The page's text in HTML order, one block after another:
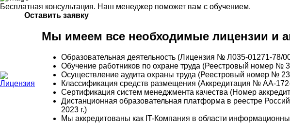
Бесплатная консультация. Наш менеджер поможет вам с обучением.
Оставить заявку
Мы имеем все необходимые лицензии и
Образовательная деятельность (Лицензия № Л035-01271-78/
Обучение работников по охране труда (Реестровый номер №
Осуществление аудита охраны труда (Реестровый номер №
Классификация средств размещения (Аккредитация № АА-
Сертификация систем менеджмента качества (Номер
Дистанционная образовательная платформа в реестре
2023 г.)
Мы аккредитованы как IT-Компания в области